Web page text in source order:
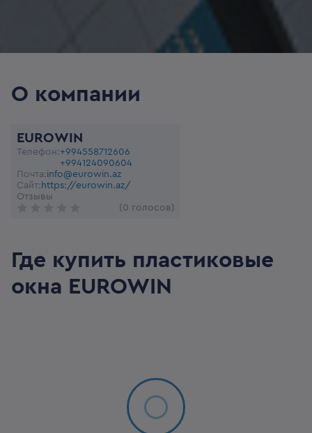
О компании
EUROWIN
Телефон:+994558712606
+994124090604
Почта:info@eurowin.az
Сайт: https://eurowin.az/
Отзывы
(0 голосов)
Где купить пластиковые
окна EUROWIN